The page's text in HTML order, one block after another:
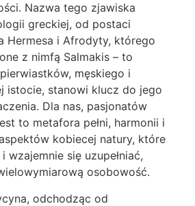
Nazwa tego zjawiska
greckiej, od postaci
Hermesa i Afrodyty, którego
z nimfą Salmakis – to
męskiego i
istocie, stanowi klucz do jego
Dla nas, pasjonatów
to metafora pełni, harmonii i
kobiecej natury, które
wzajemnie się uzupełniać,
osobowość.
odchodząc od